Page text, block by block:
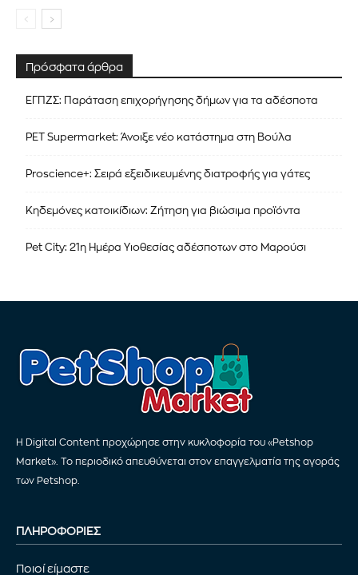
Πρόσφατα άρθρα
ΕΓΠΖΣ: Παράταση επιχορήγησης δήμων για τα αδέσποτα
PET Supermarket: Άνοιξε νέο κατάστημα στη Βούλα
Proscience+: Σειρά εξειδικευμένης διατροφής για γάτες
Κηδεμόνες κατοικίδιων: Ζήτηση για βιώσιμα προϊόντα
Pet City: 21η Ημέρα Υιοθεσίας αδέσποτων στο Μαρούσι
Η Digital Content προχώρησε στην κυκλοφορία του «Petshop
Market». Το περιοδικό απευθύνεται στον επαγγελματία της αγοράς
των Petshop.
ΠΛΗΡΟΦΟΡΙΕΣ
Ποιοί είμαστε